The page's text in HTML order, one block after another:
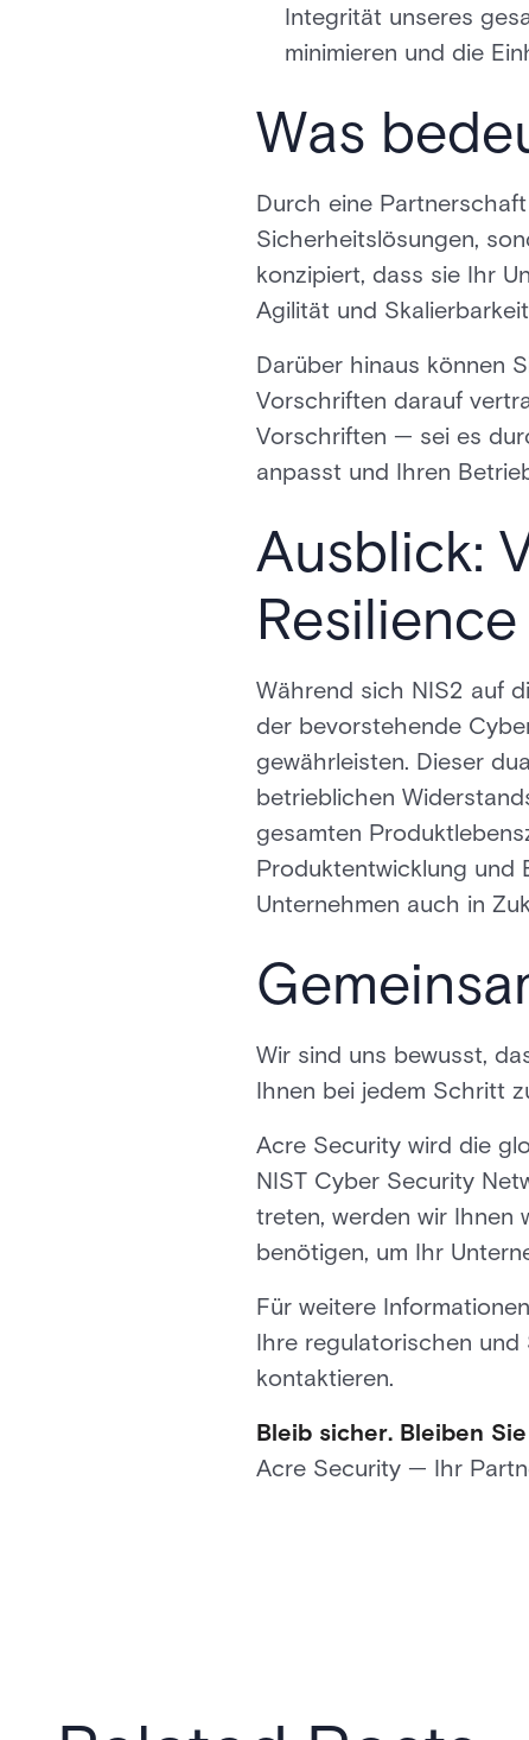
Integrität unseres
minimieren und die
Was
Durch eine
Sicherheitslösungen,
konzipiert, dass sie Ihr
Agilität und
Darüber hinaus können
Vorschriften darauf
Vorschriften — sei es
anpasst und Ihren
Ausblick:
Während sich NIS2 auf
der bevorstehende
gewährleisten. Dieser
betrieblichen
gesamten
Produktentwicklung und
Unternehmen auch in
Wir sind uns bewusst,
Ihnen bei jedem Schritt
Acre Security wird die
NIST Cyber Security
treten, werden wir Ihnen
benötigen, um Ihr
Für weitere
Ihre regulatorischen
kontaktieren.
Bleib sicher. Bleiben
Acre Security — Ihr